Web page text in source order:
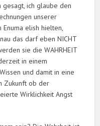
gesagt, ich glaube den
unserer
Enuma elish hielten,
das darf eben NICHT
sie die WAHRHEIT
in einem
und damit in eine
Zukunft ob der
Wirklichkeit Angst